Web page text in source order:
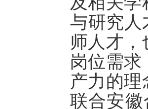
与研究人
师人才
岗位需求
产力的
联合安